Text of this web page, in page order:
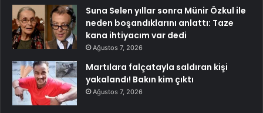
Suna Selen yıllar sonra Münir Özkul ile
neden boşandıklarını anlattı: Taze
kana ihtiyacım var dedi
Ağustos 7, 2026
Martılara falçatayla saldıran kişi
yakalandı! Bakın kim çıktı
Ağustos 7, 2026